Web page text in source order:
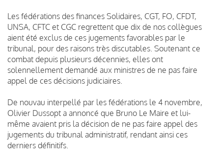
Les fédérations des finances Solidaires, CGT, FO, CFDT,
UNSA, CFTC et CGC regrettent que dix de nos collègues
aient été exclus de ces jugements favorables par le
tribunal, pour des raisons très discutables. Soutenant ce
combat depuis plusieurs décennies, elles ont
solennellement demandé aux ministres de ne pas faire
appel de ces décisions judiciaires.
De nouvau interpellé par les fédérations le 4 novembre,
Olivier Dussopt a annoncé que Bruno Le Maire et lui-
même avaient pris la décision de ne pas faire appel des
jugements du tribunal administratif, rendant ainsi ces
derniers définitifs.